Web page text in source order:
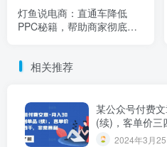
灯鱼说电商：直通车降低
PPC秘籍，帮助商家彻底了
相关推荐
某公众号付费
(续)，客单价三
2024年3月